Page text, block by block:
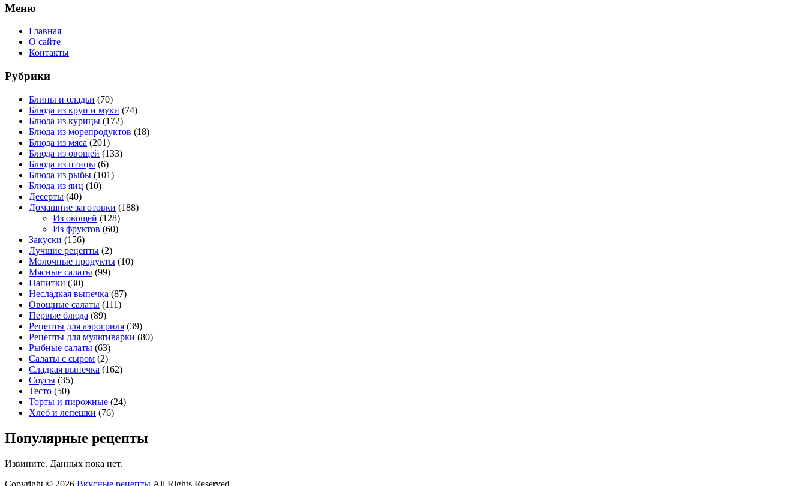
Меню
Главная
О сайте
Контакты
Рубрики
Блины и оладьи (70)
Блюда из круп и муки (74)
Блюда из курицы (172)
Блюда из морепродуктов (18)
Блюда из мяса (201)
Блюда из овощей (133)
Блюда из птицы (6)
Блюда из рыбы (101)
Блюда из яиц (10)
Десерты (40)
Домашние заготовки (188)
Из овощей (128)
Из фруктов (60)
Закуски (156)
Лучшие рецепты (2)
Молочные продукты (10)
Мясные салаты (99)
Напитки (30)
Несладкая выпечка (87)
Овощные салаты (111)
Первые блюда (89)
Рецепты для аэрогриля (39)
Рецепты для мультиварки (80)
Рыбные салаты (63)
Салаты с сыром (2)
Сладкая выпечка (162)
Соусы (35)
Тесто (50)
Торты и пирожные (24)
Хлеб и лепешки (76)
Популярные рецепты
Извините. Данных пока нет.
Copyright © 2026 Вкусные рецепты All Rights Reserved.